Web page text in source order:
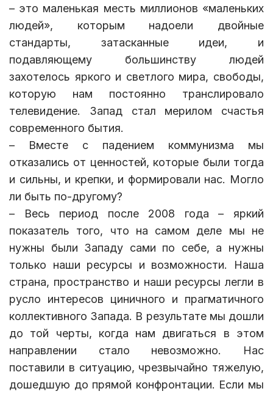
– это маленькая месть миллионов «маленьких
людей», которым надоели двойные
стандарты, затасканные идеи, и
подавляющему большинству людей
захотелось яркого и светлого мира, свободы,
которую нам постоянно транслировало
телевидение. Запад стал мерилом счастья
современного бытия.
– Вместе с падением коммунизма мы
отказались от ценностей, которые были тогда
и сильны, и крепки, и формировали нас. Могло
ли быть по-другому?
– Весь период после 2008 года – яркий
показатель того, что на самом деле мы не
нужны были Западу сами по себе, а нужны
только наши ресурсы и возможности. Наша
страна, пространство и наши ресурсы легли в
русло интересов циничного и прагматичного
коллективного Запада. В результате мы дошли
до той черты, когда нам двигаться в этом
направлении стало невозможно. Нас
поставили в ситуацию, чрезвычайно тяжелую,
дошедшую до прямой конфронтации. Если мы